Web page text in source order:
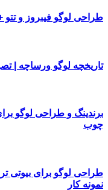
طراحی لوگو فیبروز و تتو
تاریخچه لوگو ورساچه |
برندینگ و طراحی لوگو
چوب
طراحی لوگو برای بیوتی
نمونه کار